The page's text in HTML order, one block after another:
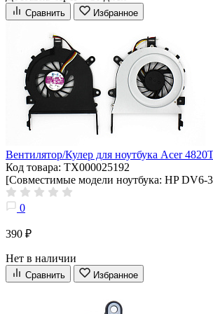
Сравнить Избранное
Вентилятор/Кулер для ноутбука Acer
Код товара: ТХ000025192
[Совместимые модели ноутбука: HP DV6-
0
390 ₽
Нет в наличии
Сравнить Избранное